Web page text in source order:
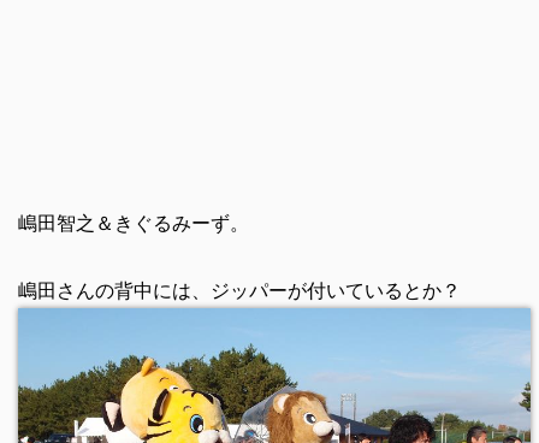
嶋田智之＆きぐるみーず。
嶋田さんの背中には、ジッパーが付いているとか？